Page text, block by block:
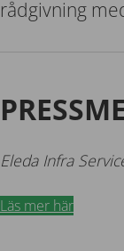
rådgivning
Eleda Infra
Läs mer här